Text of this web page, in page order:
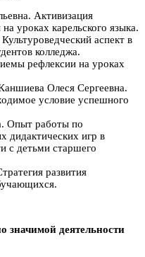
Активизация
уроках карельского языка.
аспект в
колледжа.
рефлексии на уроках
Олеся Сергеевна.
условие успешного
Опыт работы по
дидактических игр в
с детьми старшего
развития
значимой деятельности